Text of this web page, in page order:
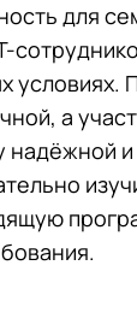
для
условиях.
а
надёжной